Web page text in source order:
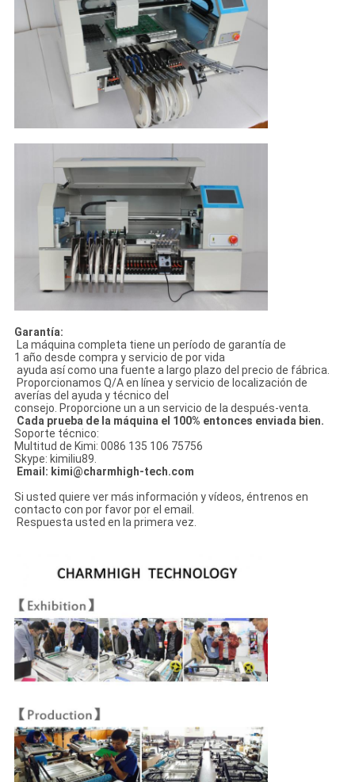
Garantía:
La máquina completa tiene un período de garantía de
1 año desde compra y servicio de por vida
ayuda así como una fuente a largo plazo del precio de fábrica.
Proporcionamos Q/A en línea y servicio de localización de
averías del ayuda y técnico del
consejo. Proporcione un a un servicio de la después-venta.
Cada prueba de la máquina el 100% entonces enviada bien.
Soporte técnico:
Multitud de Kimi: 0086 135 106 75756
Skype: kimiliu89.
Email: kimi@charmhigh-tech.com
Si usted quiere ver más información y vídeos, éntrenos en
contacto con por favor por el email.
Respuesta usted en la primera vez.